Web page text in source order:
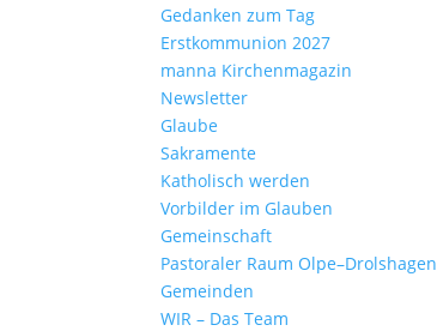
Gedanken zum Tag
Erst­kom­mu­nion 2027
manna Kirchen­ma­gazin
News­letter
Glaube
Sakra­mente
Katho­lisch werden
Vorbilder im Glauben
Gemein­schaft
Pasto­raler Raum Olpe–Drolshagen
Gemeinden
WIR – Das Team